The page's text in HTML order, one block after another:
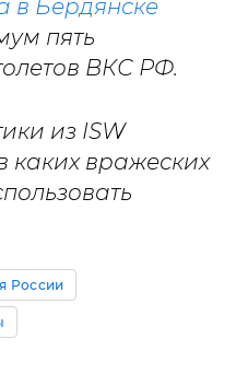
в Бердянске
пять
ВКС РФ.
из ISW
каких вражеских
России